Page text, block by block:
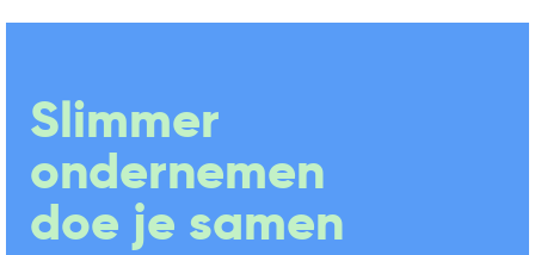
Slimmer
ondernemen
doe je samen